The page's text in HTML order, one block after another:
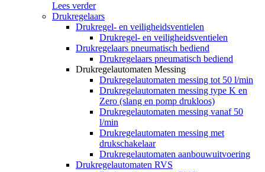
Lees verder
Drukregelaars
Drukregel- en veiligheidsventielen
Drukregel- en veiligheidsventielen
Drukregelaars pneumatisch bediend
Drukregelaars pneumatisch bediend
Drukregelautomaten Messing
Drukregelautomaten messing tot 50 l/min
Drukregelautomaten messing type K en
Zero (slang en pomp drukloos)
Drukregelautomaten messing vanaf 50
l/min
Drukregelautomaten messing met
drukschakelaar
Drukregelautomaten aanbouwuitvoering
Drukregelautomaten RVS